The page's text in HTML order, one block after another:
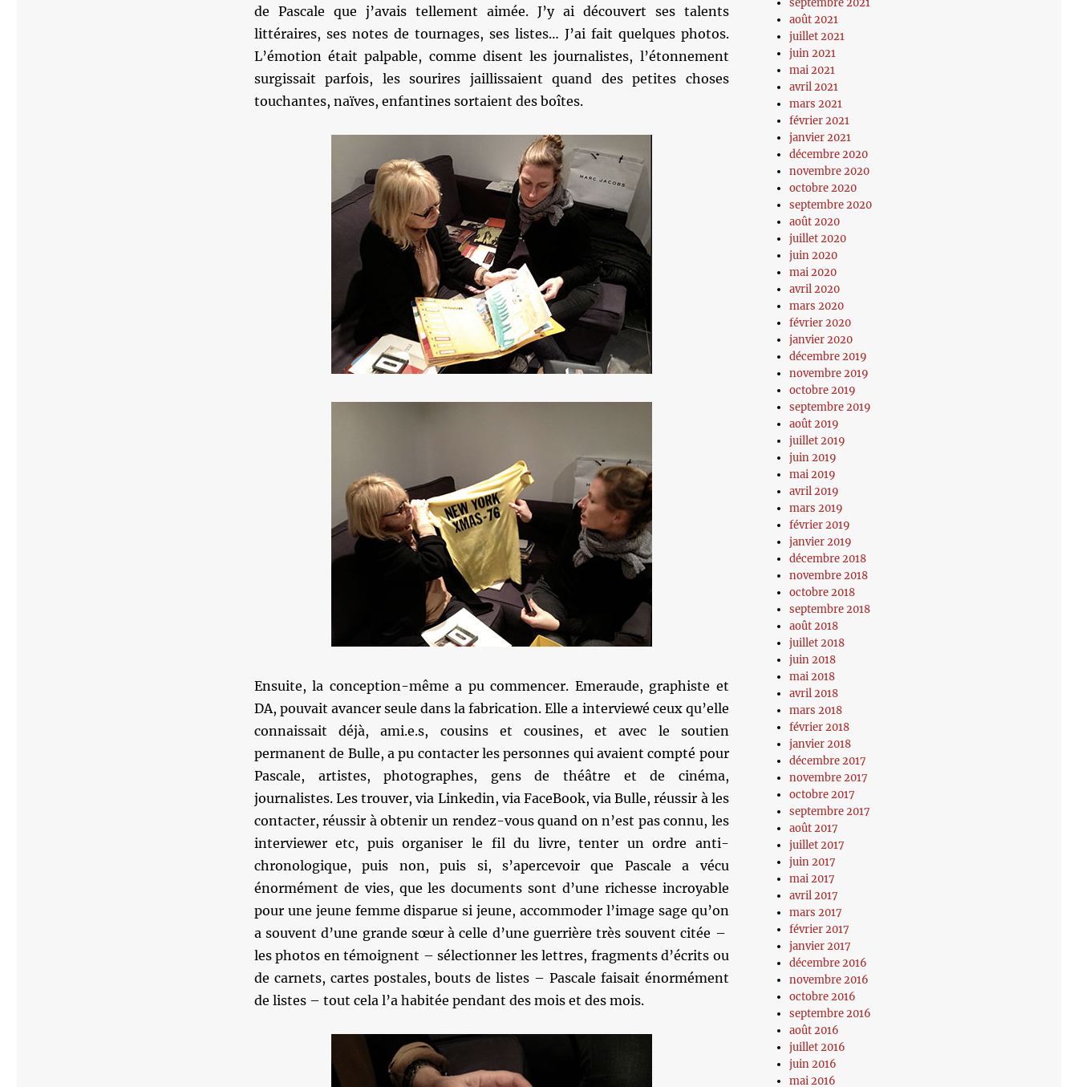
de Pascale que j’avais tellement aimée. J’y ai découvert ses talents
littéraires, ses notes de tournages, ses listes… J’ai fait quelques photos.
L’émotion était palpable, comme disent les journalistes, l’étonnement
surgissait parfois, les sourires jaillissaient quand des petites choses
touchantes, naïves, enfantines sortaient des boîtes.
Ensuite, la conception-même a pu commencer. Emeraude, graphiste et
DA, pouvait avancer seule dans la fabrication. Elle a interviewé ceux qu’elle
connaissait déjà, ami.e.s, cousins et cousines, et avec le soutien
permanent de Bulle, a pu contacter les personnes qui avaient compté pour
Pascale, artistes, photographes, gens de théâtre et de cinéma,
journalistes. Les trouver, via Linkedin, via FaceBook, via Bulle, réussir à les
contacter, réussir à obtenir un rendez-vous quand on n’est pas connu, les
interviewer etc, puis organiser le fil du livre, tenter un ordre anti-
chronologique, puis non, puis si, s’apercevoir que Pascale a vécu
énormément de vies, que les documents sont d’une richesse incroyable
pour une jeune femme disparue si jeune, accommoder l’image sage qu’on
a souvent d’une grande sœur à celle d’une guerrière très souvent citée –
les photos en témoignent – sélectionner les lettres, fragments d’écrits ou
de carnets, cartes postales, bouts de listes – Pascale faisait énormément
de listes – tout cela l’a habitée pendant des mois et des mois.
septembre 2021
août 2021
juillet 2021
juin 2021
mai 2021
avril 2021
mars 2021
février 2021
janvier 2021
décembre 2020
novembre 2020
octobre 2020
septembre 2020
août 2020
juillet 2020
juin 2020
mai 2020
avril 2020
mars 2020
février 2020
janvier 2020
décembre 2019
novembre 2019
octobre 2019
septembre 2019
août 2019
juillet 2019
juin 2019
mai 2019
avril 2019
mars 2019
février 2019
janvier 2019
décembre 2018
novembre 2018
octobre 2018
septembre 2018
août 2018
juillet 2018
juin 2018
mai 2018
avril 2018
mars 2018
février 2018
janvier 2018
décembre 2017
novembre 2017
octobre 2017
septembre 2017
août 2017
juillet 2017
juin 2017
mai 2017
avril 2017
mars 2017
février 2017
janvier 2017
décembre 2016
novembre 2016
octobre 2016
septembre 2016
août 2016
juillet 2016
juin 2016
mai 2016